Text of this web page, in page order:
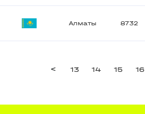
Алматы 8732
< 13 14 15 16